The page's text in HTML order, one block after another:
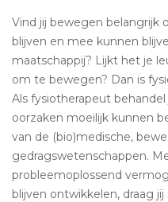
Vind jij bewegen belangrijk
blijven en mee kunnen
maatschappij? Lijkt het je
om te bewegen? Dan is
Als fysiotherapeut
oorzaken moeilijk kunnen
van de (bio)medische,
gedragswetenschappen.
probleemoplossend
blijven ontwikkelen, draag